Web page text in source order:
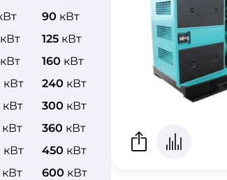
90 кВт
кВт 125 кВт
кВт 160 кВт
кВт 240 кВт
кВт 300 кВт
кВт 360 кВт
кВт 450 кВт
кВт 600 кВт